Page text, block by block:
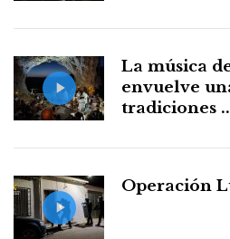
La música
envuelve
tradiciones
Operación